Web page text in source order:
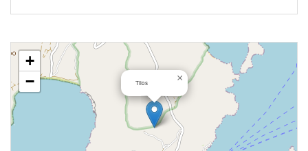
Tilos ×
+
−